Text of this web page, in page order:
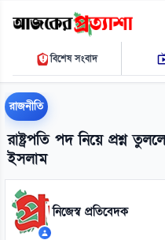
বৃহস্পতিবার, ০৬ আগস্ট ২০২৬
১১:২২:০২ এ.এম.THE DAILY
বিশেষ সংবাদ
রাজনীতি
রাষ্ট্রপতি পদ নিয়ে প্রশ্ন
ইসলাম
নিজেস্ব প্রতিবেদক